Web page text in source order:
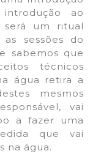
ao
será um ritual
sessões do
sabemos que
técnicos
água retira a
mesmos
vai
a fazer uma
que vai
na água.